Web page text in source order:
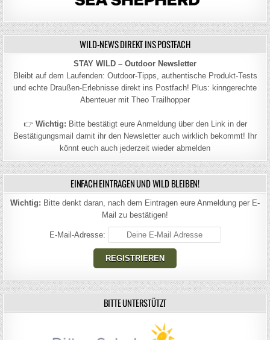
WILD-NEWS DIREKT INS POSTFACH
STAY WILD – Outdoor Newsletter
Bleibt auf dem Laufenden: Outdoor-Tipps, authentische Produkt-Tests
und echte Draußen-Erlebnisse direkt ins Postfach! Plus: kinngerechte
Abenteuer mit Theo Trailhopper
👉 Wichtig: Bitte bestätigt eure Anmeldung über den Link in der
Bestätigungsmail damit ihr den Newsletter auch wirklich bekommt! Ihr
könnt euch auch jederzeit wieder abmelden
EINFACH EINTRAGEN UND WILD BLEIBEN!
Wichtig: Bitte denkt daran, nach dem Eintragen eure Anmeldung per E-
Mail zu bestätigen!
E-Mail-Adresse:
BITTE UNTERSTÜTZT